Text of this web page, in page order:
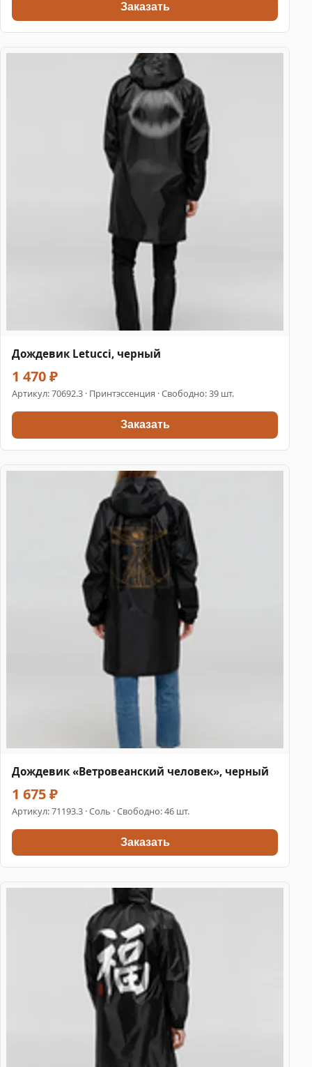
Заказать
Дождевик Letucci, черный
1 470 ₽
Артикул:70692.3 · Принтэссенция · Свободно: 39 шт.
Заказать
Дождевик «Ветровеанский человек», черный
1 675 ₽
Артикул:71193.3 · Соль · Свободно: 46 шт.
Заказать